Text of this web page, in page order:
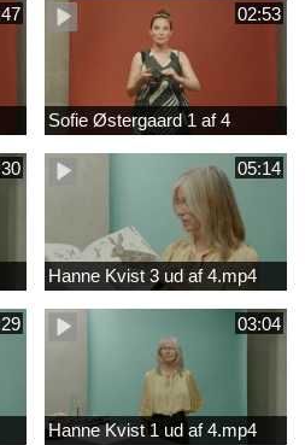
02:53
Sofie Østergaard 1 af 4
05:14
Hanne Kvist 3 ud af 4.mp4
03:04
Hanne Kvist 1 ud af 4.mp4